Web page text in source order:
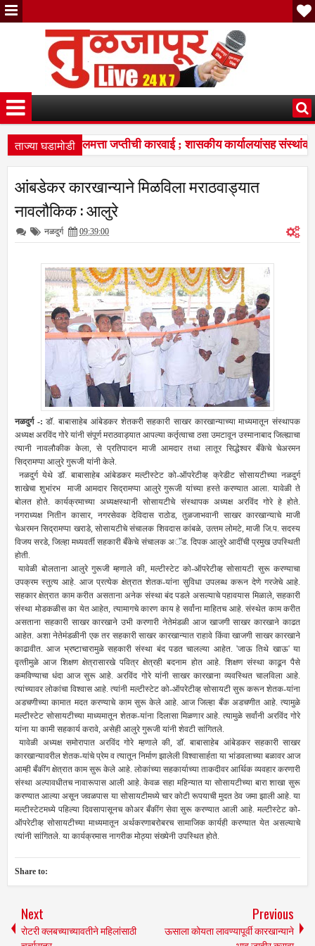
ताज्या घडामोडी
न भरल्यास मालमत्ता जप्तीची कारवाई ; शासकीय कार्यालयांसह
विद्यार्थ्यांना प्रेरणादायी वारसा
7:37 PM सरदारसिंग ठाकूर यांच्या
न भरल्यास मालमत्ता जप्तीची कारवाई ; शासकीय कार्यालयांसह
आंबडेकर कारखान्‍याने मिळविला मराठवाड्यात
नावलौकिक : आलुरे
नळदुर्ग 09:39:00
नळदुर्ग -: डॉ. बाबासाहेब आंबेडकर शेतकरी सहकारी साखर कारखान्‍याच्‍या माध्‍यमातून संस्‍थापक
अध्‍यक्ष अरविंद गोरे यांनी संपूर्ण मराठवाड्यात आपल्‍या कर्तृत्‍वाचा ठसा उमटावून उस्‍मानाबाद जिल्‍ह्याचा
त्‍यानी नावलौकीक केला, से प्रतिपादन माजी आमदार तथा लातूर सिद्धेश्‍वर बँकेचे चेअरमन
सिद्रामप्‍पा आलुरे गुरूजी यांनी केले.
नळदुर्ग येथे डॉ. बाबासाहेब आंबेडकर मल्‍टीस्‍टेट को-ऑपरेटीव्‍ह क्रेडीट सोसायटीच्‍या नळदुर्ग
शाखेचा शुभांरभ माजी आमदार सिद्रामप्‍पा आलुरे गुरूजी यांच्‍या हस्‍ते करण्‍यात आला. यावेळी ते
बोलत होते. कार्यक्रमाच्‍या अध्‍यक्षस्‍थानी सोसायटीचे संस्‍थापक अध्‍यक्ष अरविंद गोरे हे होते.
नगराध्‍यक्ष नितीन कासार, नगरसेवक देविदास राठोड, तुळजाभवानी साखर कारखान्‍याचे माजी
चेअरमन सिद्रामप्‍पा खराडे, सोसायटीचे संचालक शिवदास कांबळे, उत्‍तम लोमटे, माजी जि.प. सदस्‍य
विजय सरडे, जिल्‍हा मध्‍यवर्ती सहकारी बँकेचे संचालक अॅड. दिपक आलुरे आदींची प्रमुख उपस्थिती
होती.
यावेळी बोलताना आलुरे गुरूजी म्‍हणाले की, मल्‍टीस्‍टेट को-ऑपरेटीव्‍ह सोसायटी सुरू करण्‍याचा
उपक्रम स्‍तुत्‍य आहे. आज प्रत्‍येक क्षेत्रात शेतक-यांना सुविधा उपलब्‍ध करून देणे गरजेचे आहे.
सहकार क्षेत्रात काम करीत असताना अनेक संस्‍था बंद पडले असल्‍याचे पहावयास मिळाले, सहकारी
संस्‍था मोडकळीस का येत आहेत, त्‍यामागचे कारण काय हे सर्वांना माहितच आहे. संस्‍थेत काम करीत
असताना सहकारी साखर कारखाने उभी करणारी नेतेमंडळी आज खाजगी साखर कारखाने काढत
आहेत. अशा नेतेमंडळीनी एक तर सहकारी साखर कारखान्‍यात राहावे किंवा खाजगी साखर कारखाने
काढावीत. आज भ्रष्‍टाचारामुळे सहकारी संस्‍था बंद पडत चालल्‍या आहेत. 'जाऊ ति‍थे खाऊ' या
वृत्‍तीमुळे आज शिक्षण क्षेत्रासारखे पवित्र क्षेत्रही बदनाम होत आहे. शिक्षण संस्‍था काढून पैसे
कमविण्‍याचा धंदा आज सुरू आहे. अरविंद गोरे यांनी साखर कारखाना व्‍यवस्थित चालविला आहे.
त्‍यांच्‍यावर लोकांचा विश्‍वास आहे. त्‍यांनी मल्‍टीस्‍टेट को-ऑपरेटीव्‍ह सोसायटी सुरू करून शेतक-यांना
अडचणीच्‍या कामात मदत करण्‍याचे काम सुरू केले आहे. आज जिल्‍हा बँक अडचणीत आहे. त्‍यामुळे
मल्‍टीस्‍टेट सोसायटीच्‍या माध्‍यमातून शेतक-यांना दिलासा मिळणार आहे. त्‍यामुळे सर्वांनी अरविंद गोरे
यांना या कामी सहकार्य करावे, असेही आलुरे गुरूजी यांनी शेवटी सांगितले.
यावेळी अध्‍यक्ष समोरापात अरविंद गोरे म्‍हणाले की, डॉ. बाबासाहेब आंबेडकर सहकारी साखर
कारखान्‍यावरील शेतक-यांचे प्रेम व त्‍यातून निर्माण झालेली विश्‍वासार्हता या भांडवलाच्‍या बळावर आज
आम्‍ही बँकींग क्षेत्रात काम सुरू केले आहे. लोकांच्‍या सहकार्याच्‍या ताकदीवर आर्थिक व्‍यवहार करणारी
संस्‍था अल्‍पावधीतच नावारूपास आली आहे. केवळ सहा महिन्‍यात या सोसायटीच्‍या बारा शाखा सुरू
करण्‍यात आल्‍या असून जवळपास या सोसायटीमध्‍ये चार कोटी रूपयाची मुदत ठेव जमा झाली आहे. या
मल्‍टीस्‍टेटमध्‍ये पहिल्‍या दिवसापासूनच कोअर बँकींग सेवा सुरू करण्‍यात आली आहे. मल्‍टीस्‍टेट को-
ऑपरेटीव्‍ह सोसायटीच्‍या माध्‍यमातून अर्थकरणाबरोबरच सामाजिक कार्यही करण्‍यात येत असल्‍याचे
त्‍यांनी सांगितले. या कार्यक्रमास नागरीक मोठ्या संख्‍येनी उपस्थित होते.
Share to:
Next
रोटरी क्‍लबच्‍याच्‍यावतीने महिलांसाठी
Previous
ऊसाला कोयता लावण्‍यापूर्वी कारखान्‍याने